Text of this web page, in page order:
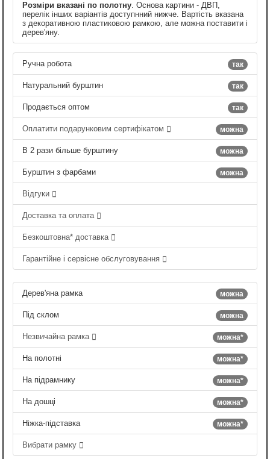
Розміри вказані по полотну. Основа картини - ДВП,
перелік інших варіантів доступнний нижче. Вартість вказана
з декоративною пластиковою рамкою, але можна поставити і
дерев'яну.
так
Ручна робота
так
Натуральний бурштин
так
Продається оптом
можна
Оплатити подарунковим сертифікатом
можна
В 2 рази більше бурштину
можна
Бурштин з фарбами
Відгуки
Доставка та оплата
Безкоштовна* доставка
Гарантійне і сервісне обслуговування
можна
Дерев'яна рамка
можна
Під склом
можна*
Незвичайна рамка
можна*
На полотні
можна*
На підрамнику
можна*
На дошці
можна*
Ніжка-підставка
Вибрати рамку